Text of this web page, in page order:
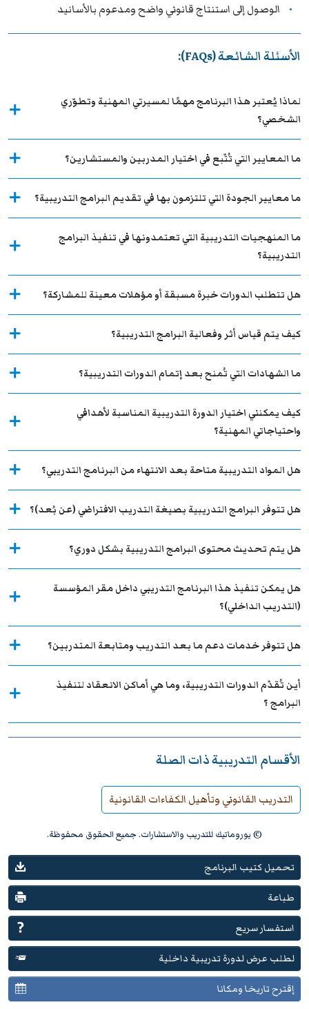
الوصول إلى استنتاج قانوني واضح ومدعوم بالأسانيد
الأسئلة الشائعة (FAQs):
لماذا يُعتبر هذا البرنامج مهمًا لمسيرتي المهنية وتطوّري
الشخصي؟
ما المعايير التي تُتّبع في اختيار المدربين والمستشارين؟
ما معايير الجودة التي تلتزمون بها في تقديم البرامج التدريبية؟
ما المنهجيات التدريبية التي تعتمدونها في تنفيذ البرامج
التدريبية؟
هل تتطلب الدورات خبرة مسبقة أو مؤهلات معينة للمشاركة؟
كيف يتم قياس أثر وفعالية البرامج التدريبية؟
ما الشهادات التي تُمنح بعد إتمام الدورات التدريبية؟
كيف يمكنني اختيار الدورة التدريبية المناسبة لأهدافي
واحتياجاتي المهنية؟
هل المواد التدريبية متاحة بعد الانتهاء من البرنامج التدريبي؟
هل تتوفر البرامج التدريبية بصيغة التدريب الافتراضي (عن بُعد)؟
هل يتم تحديث محتوى البرامج التدريبية بشكل دوري؟
هل يمكن تنفيذ هذا البرنامج التدريبي داخل مقر المؤسسة
(التدريب الداخلي)؟
هل تتوفر خدمات دعم ما بعد التدريب ومتابعة المتدربين؟
أين تُقدّم الدورات التدريبية، وما هي أماكن الانعقاد لتنفيذ
البرامج ؟
الأقسام التدريبية ذات الصلة
التدريب القانوني وتأهيل الكفاءات القانونية
© يوروماتيك للتدريب والاستشارات. جميع الحقوق محفوظة.
تحميل كتيب البرنامج
طباعة
استفسار سريع
لطلب عرض لدورة تدريبية داخلية
إقترح تاريخا ومكانا